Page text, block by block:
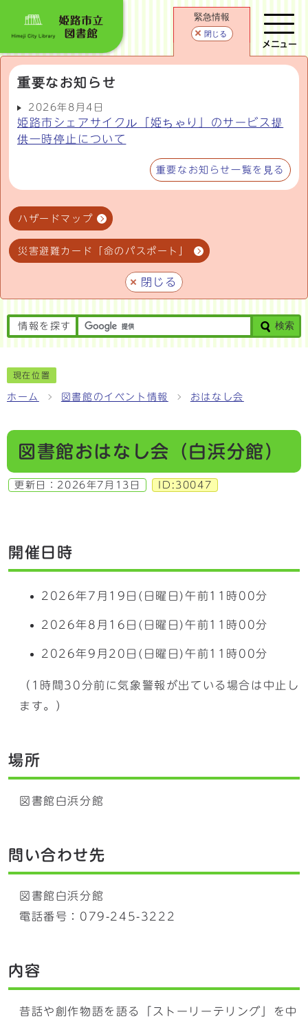
緊急情報
閉じる
重要なお知らせ
2026年8月4日
姫路市シェアサイクル「姫ちゃり」のサービス提
供一時停止について
重要なお知らせ一覧を見る
ハザードマップ
災害避難カード「命のパスポート」
閉じる
メニュー
情報を探す 検索
現在位置
ホーム 図書館のイベント情報 おはなし会
図書館おはなし会（白浜分館）
更新日： 2026年7月13日 ID:30047
開催日時
2026年7月19日(日曜日)午前11時00分
2026年8月16日(日曜日)午前11時00分
2026年9月20日(日曜日)午前11時00分
（1時間30分前に気象警報が出ている場合は中止し
ます。）
場所
図書館白浜分館
問い合わせ先
図書館白浜分館
電話番号：079-245-3222
内容
昔話や創作物語を語る「ストーリーテリング」を中